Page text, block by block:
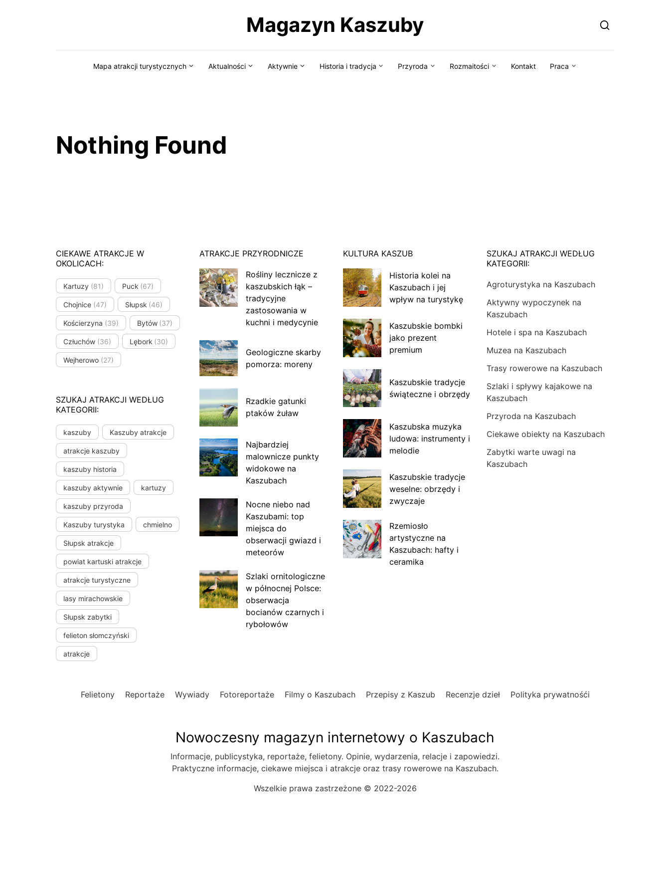
Magazyn Kaszuby
Mapa atrakcji turystycznych Aktualności Aktywnie Historia i tradycja Przyroda Rozmaitości Kontakt Praca
Nothing Found
CIEKAWE ATRAKCJE W
OKOLICACH:
Kartuzy (81) Puck (67)
Chojnice (47) Słupsk (46)
Kościerzyna (39) Bytów (37)
Człuchów (36) Lębork (30)
Wejherowo (27)
SZUKAJ ATRAKCJI WEDŁUG
KATEGORII:
kaszuby Kaszuby atrakcje
atrakcje kaszuby
kaszuby historia
kaszuby aktywnie kartuzy
kaszuby przyroda
Kaszuby turystyka chmielno
Słupsk atrakcje
powiat kartuski atrakcje
atrakcje turystyczne
lasy mirachowskie
Słupsk zabytki
felieton słomczyński
atrakcje
ATRAKCJE PRZYRODNICZE
Rośliny lecznicze z
kaszubskich łąk –
tradycyjne
zastosowania w
kuchni i medycynie
Geologiczne skarby
pomorza: moreny
Rzadkie gatunki
ptaków żuław
Najbardziej
malownicze punkty
widokowe na
Kaszubach
Nocne niebo nad
Kaszubami: top
miejsca do
obserwacji gwiazd i
meteorów
Szlaki ornitologiczne
w północnej Polsce:
obserwacja
bocianów czarnych i
rybołowów
KULTURA KASZUB
Historia kolei na
Kaszubach i jej
wpływ na turystykę
Kaszubskie bombki
jako prezent
premium
Kaszubskie tradycje
świąteczne i obrzędy
Kaszubska muzyka
ludowa: instrumenty i
melodie
Kaszubskie tradycje
weselne: obrzędy i
zwyczaje
Rzemiosło
artystyczne na
Kaszubach: hafty i
ceramika
SZUKAJ ATRAKCJI WEDŁUG
KATEGORII:
Agroturystyka na Kaszubach
Aktywny wypoczynek na
Kaszubach
Hotele i spa na Kaszubach
Muzea na Kaszubach
Trasy rowerowe na Kaszubach
Szlaki i spływy kajakowe na
Kaszubach
Przyroda na Kaszubach
Ciekawe obiekty na Kaszubach
Zabytki warte uwagi na
Kaszubach
Felietony Reportaże Wywiady Fotoreportaże Filmy o Kaszubach Przepisy z Kaszub Recenzje dzieł Polityka prywatnośći
Nowoczesny magazyn internetowy o Kaszubach
Informacje, publicystyka, reportaże, felietony. Opinie, wydarzenia, relacje i zapowiedzi.
Praktyczne informacje, ciekawe miejsca i atrakcje oraz trasy rowerowe na Kaszubach.
Wszelkie prawa zastrzeżone © 2022-2026